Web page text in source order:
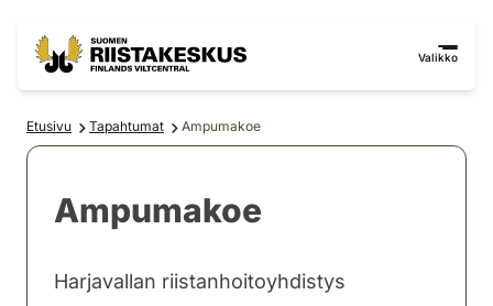
Valikko
Etusivu Tapahtumat Ampumakoe
Ampumakoe
Harjavallan riistanhoitoyhdistys